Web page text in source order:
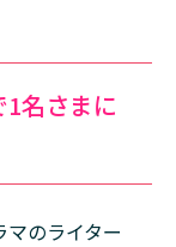
名さまに
のライター